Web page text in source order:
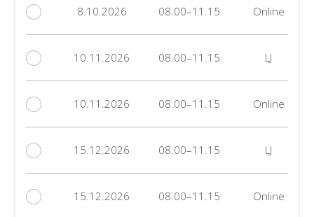
8.10.2026 08.00–11.15 Online
10.11.2026 08.00–11.15 LJ
10.11.2026 08.00–11.15 Online
15.12.2026 08.00–11.15 LJ
15.12.2026 08.00–11.15 Online